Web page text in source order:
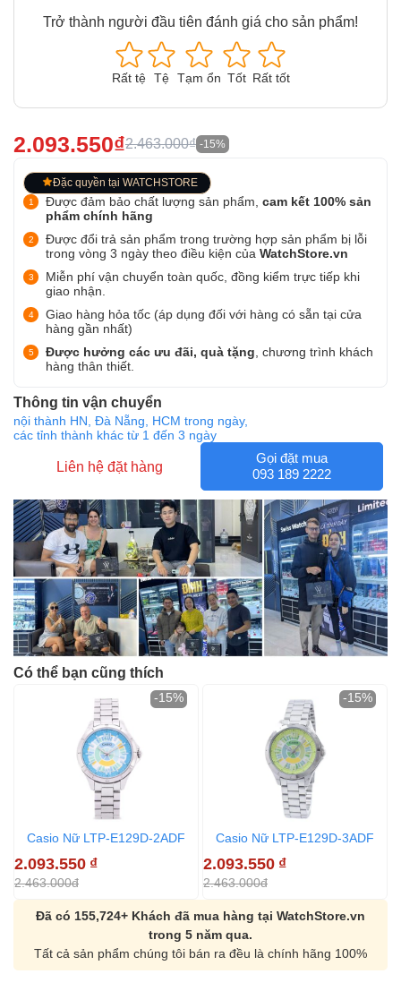
Trở thành người đầu tiên đánh giá cho sản phẩm!
Rất tệ Tệ Tạm ổn Tốt Rất tốt
2.093.550₫2.463.000₫ -15%
Đặc quyền tại WATCHSTORE
Được đảm bảo chất lượng sản phẩm, cam kết 100% sản
phẩm chính hãng
Được đổi trả sản phẩm trong trường hợp sản phẩm bị lỗi
trong vòng 3 ngày theo điều kiện của WatchStore.vn
Miễn phí vận chuyển toàn quốc, đồng kiểm trực tiếp khi
giao nhận.
Giao hàng hỏa tốc (áp dụng đối với hàng có sẵn tại cửa
hàng gần nhất)
Được hưởng các ưu đãi, quà tặng , chương trình khách
hàng thân thiết.
Thông tin vận chuyển
nội thành HN, Đà Nẵng, HCM trong ngày,
các tỉnh thành khác từ 1 đến 3 ngày
Liên hệ đặt hàng
Gọi đặt mua
093 189 2222
Có thể bạn cũng thích
Casio Nữ LTP-E129D-2ADF
2.093.550 ₫
2.463.000đ
-15%
Casio Nữ LTP-E129D-3ADF
2.093.550 ₫
2.463.000đ
-15%
Đã có 155,724+ Khách đã mua hàng tại WatchStore.vn
trong 5 năm qua.
Tất cả sản phẩm chúng tôi bán ra đều là chính hãng 100%